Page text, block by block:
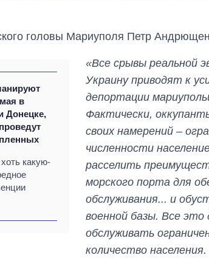
головы Мариуполя Петр
в
Донецке,
какую-
«Все срывы реальной
Украину приводят к
депортации
Фактически,
своих намерений –
численности
расселить
морского порта для
обслуживания... и
военной базы. Все это
обслуживать
количество